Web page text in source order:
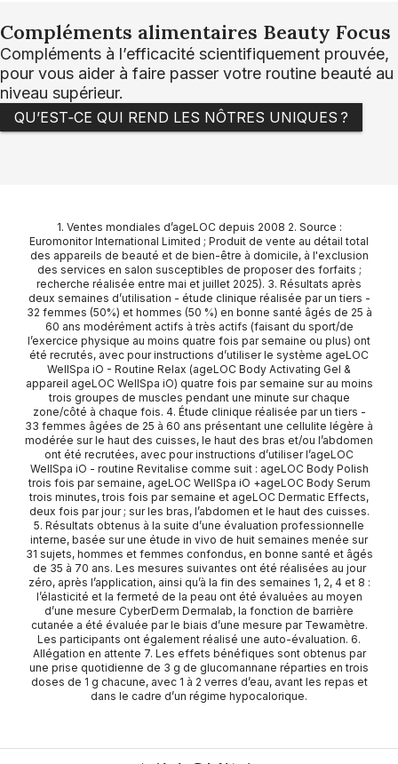
Compléments alimentaires Beauty Focus
Compléments à l’efficacité scientifiquement prouvée,
pour vous aider à faire passer votre routine beauté au
niveau supérieur.
QU’EST‑CE QUI REND LES NÔTRES UNIQUES ?
1. Ventes mondiales d’ageLOC depuis 2008 2. Source :
Euromonitor International Limited ; Produit de vente au détail total
des appareils de beauté et de bien-être à domicile, à l'exclusion
des services en salon susceptibles de proposer des forfaits ;
recherche réalisée entre mai et juillet 2025). 3. Résultats après
deux semaines d’utilisation - étude clinique réalisée par un tiers -
32 femmes (50%) et hommes (50 %) en bonne santé âgés de 25 à
60 ans modérément actifs à très actifs (faisant du sport/de
l’exercice physique au moins quatre fois par semaine ou plus) ont
été recrutés, avec pour instructions d’utiliser le système ageLOC
WellSpa iO - Routine Relax (ageLOC Body Activating Gel &
appareil ageLOC WellSpa iO) quatre fois par semaine sur au moins
trois groupes de muscles pendant une minute sur chaque
zone/côté à chaque fois. 4. Étude clinique réalisée par un tiers -
33 femmes âgées de 25 à 60 ans présentant une cellulite légère à
modérée sur le haut des cuisses, le haut des bras et/ou l’abdomen
ont été recrutées, avec pour instructions d’utiliser l’ageLOC
WellSpa iO - routine Revitalise comme suit : ageLOC Body Polish
trois fois par semaine, ageLOC WellSpa iO +ageLOC Body Serum
trois minutes, trois fois par semaine et ageLOC Dermatic Effects,
deux fois par jour ; sur les bras, l’abdomen et le haut des cuisses.
5. Résultats obtenus à la suite d’une évaluation professionnelle
interne, basée sur une étude in vivo de huit semaines menée sur
31 sujets, hommes et femmes confondus, en bonne santé et âgés
de 35 à 70 ans. Les mesures suivantes ont été réalisées au jour
zéro, après l’application, ainsi qu’à la fin des semaines 1, 2, 4 et 8 :
l’élasticité et la fermeté de la peau ont été évaluées au moyen
d’une mesure CyberDerm Dermalab, la fonction de barrière
cutanée a été évaluée par le biais d’une mesure par Tewamètre.
Les participants ont également réalisé une auto-évaluation. 6.
Allégation en attente 7. Les effets bénéfiques sont obtenus par
une prise quotidienne de 3 g de glucomannane réparties en trois
doses de 1 g chacune, avec 1 à 2 verres d’eau, avant les repas et
dans le cadre d’un régime hypocalorique.